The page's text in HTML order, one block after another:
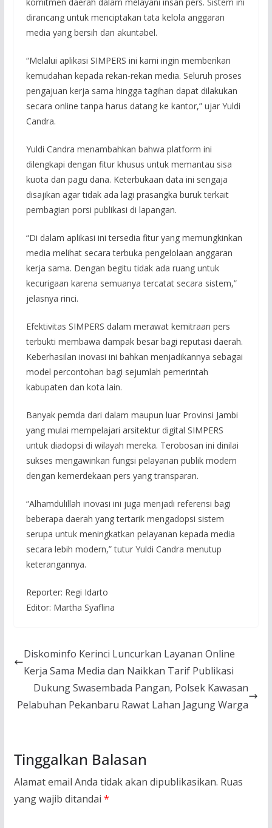
dirancang untuk menciptakan tata kelola anggaran
media yang bersih dan akuntabel.
“Melalui aplikasi SIMPERS ini kami ingin memberikan
kemudahan kepada rekan-rekan media. Seluruh proses
pengajuan kerja sama hingga tagihan dapat dilakukan
secara online tanpa harus datang ke kantor,” ujar Yuldi
Candra.
Yuldi Candra menambahkan bahwa platform ini
dilengkapi dengan fitur khusus untuk memantau sisa
kuota dan pagu dana. Keterbukaan data ini sengaja
disajikan agar tidak ada lagi prasangka buruk terkait
pembagian porsi publikasi di lapangan.
“Di dalam aplikasi ini tersedia fitur yang memungkinkan
media melihat secara terbuka pengelolaan anggaran
kerja sama. Dengan begitu tidak ada ruang untuk
kecurigaan karena semuanya tercatat secara sistem,”
jelasnya rinci.
Efektivitas SIMPERS dalam merawat kemitraan pers
terbukti membawa dampak besar bagi reputasi daerah.
Keberhasilan inovasi ini bahkan menjadikannya sebagai
model percontohan bagi sejumlah pemerintah
kabupaten dan kota lain.
Banyak pemda dari dalam maupun luar Provinsi Jambi
yang mulai mempelajari arsitektur digital SIMPERS
untuk diadopsi di wilayah mereka. Terobosan ini dinilai
sukses mengawinkan fungsi pelayanan publik modern
dengan kemerdekaan pers yang transparan.
“Alhamdulillah inovasi ini juga menjadi referensi bagi
beberapa daerah yang tertarik mengadopsi sistem
serupa untuk meningkatkan pelayanan kepada media
secara lebih modern,” tutur Yuldi Candra menutup
keterangannya.
Reporter: Regi Idarto
Editor: Martha Syaflina
Diskominfo Kerinci Luncurkan Layanan Online
Kerja Sama Media dan Naikkan Tarif Publikasi
Dukung Swasembada Pangan, Polsek Kawasan
Pelabuhan Pekanbaru Rawat Lahan Jagung Warga
Tinggalkan Balasan
Alamat email Anda tidak akan dipublikasikan. Ruas
yang wajib ditandai *